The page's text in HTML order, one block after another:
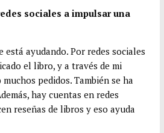
sociales a impulsar una
está ayudando. Por redes sociales
el libro, y a través de mi
pedidos. También se ha
hay cuentas en redes
reseñas de libros y eso ayuda